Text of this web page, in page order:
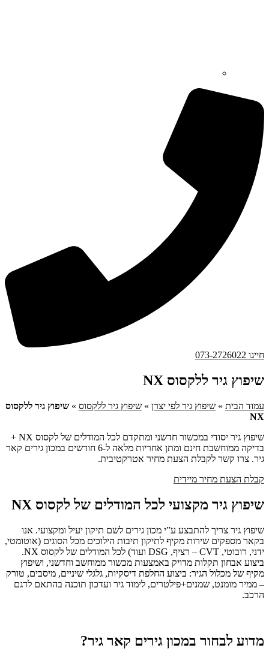
חייגו 073-2726022
שיפוץ גיר ללקסוס NX
עמוד הבית » שיפוץ גיר לפי יצרן » שיפוץ גיר ללקסוס » שיפוץ גיר ללקסוס
NX
שיפוץ גיר יסודי במכשור חדשני ומתקדם לכל המודלים של לקסוס NX +
בדיקה ממוחשבת חינם ומתן אחריות מלאה ל-6 חודשים במכון גירים קאר
גיר. צרו קשר לקבלת הצעת מחיר אטרקטיבית.
קבלת הצעת מחיר מיידית
שיפוץ גיר מקצועי לכל המודלים של לקסוס NX
שיפוץ גיר צריך להתבצע ע”י מכון גירים לשם תיקון יעיל ומקצועי. אנו
בקאר מספקים שירות מקיף לתיקון תיבות הילוכים מכל הסוגים (אוטומטי,
ידני, רובוטי, CVT – רציף, DSG ועוד) לכל המודלים של לקסוס NX.
ביצוע אבחון תקלות מדויק באמצעות מכשור ממוחשב וחדשני, ושיפוץ
מקיף של מכלול הגיר: ביצוע החלפת דיסקיות, גלגלי שיניים, מיסבים, טורק
– ממיר מומנט, שמנים+פילטרים, לימוד גיר ועדכון תוכנה בהתאם לדגם
הרכב.
מדוע לבחור במכון גירים קאר גיר?